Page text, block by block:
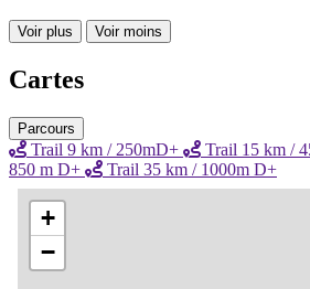
Voir plus Voir moins
Cartes
Parcours
Trail 9 km / 250mD+ Trail 15 km /
850 m D+
Trail 35 km / 1000m D+